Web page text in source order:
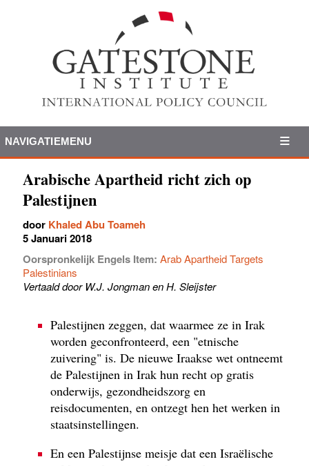
NAVIGATIEMENU
Arabische Apartheid richt zich op
Palestijnen
door Khaled Abu Toameh
5 Januari 2018
Oorspronkelijk Engels Item: Arab Apartheid Targets
Palestinians
Vertaald door W.J. Jongman en H. Sleijster
Palestijnen zeggen, dat waarmee ze in Irak
worden geconfronteerd, een "etnische
zuivering" is. De nieuwe Iraakse wet ontneemt
de Palestijnen in Irak hun recht op gratis
onderwijs, gezondheidszorg en
reisdocumenten, en ontzegt hen het werken in
staatsinstellingen.
En een Palestijnse meisje dat een Israëlische